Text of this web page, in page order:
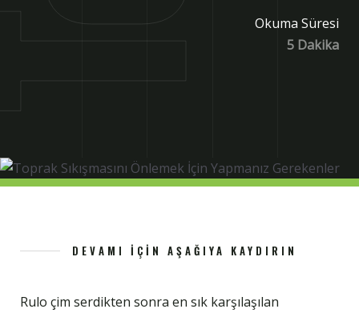
Okuma Süresi
5 Dakika
DEVAMI İÇIN AŞAĞIYA KAYDIRIN
Rulo çim serdikten sonra en sık karşılaşılan